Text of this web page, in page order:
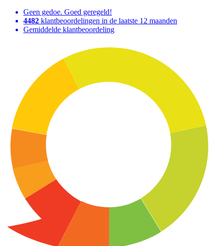
Geen gedoe. Goed geregeld!
4482 klantbeoordelingen in de laatste 12 maanden
Gemiddelde klantbeoordeling